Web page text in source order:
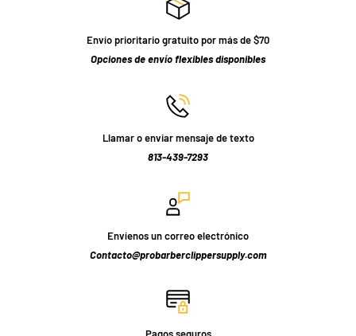
Envío prioritario gratuito por más de $70
Opciones de envío flexibles disponibles
Llamar o enviar mensaje de texto
813-439-7293
Envíenos un correo electrónico
Contacto@probarberclippersupply.com